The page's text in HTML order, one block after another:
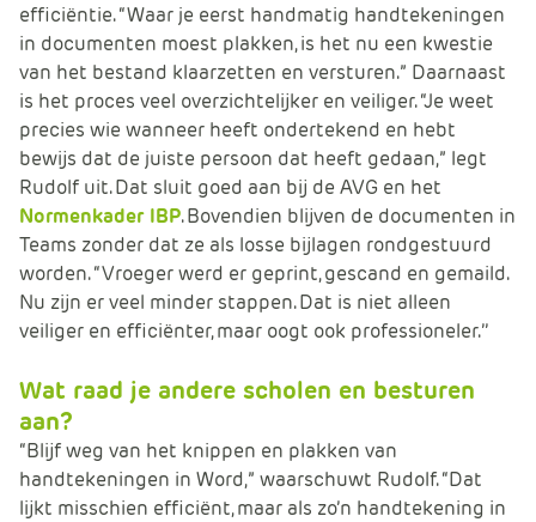
efficiëntie. “Waar je eerst handmatig handtekeningen
in documenten moest plakken, is het nu een kwestie
van het bestand klaarzetten en versturen.” Daarnaast
is het proces veel overzichtelijker en veiliger. “Je weet
precies wie wanneer heeft ondertekend en hebt
bewijs dat de juiste persoon dat heeft gedaan,” legt
Rudolf uit. Dat sluit goed aan bij de AVG en het
Normenkader IBP. Bovendien blijven de documenten in
Teams zonder dat ze als losse bijlagen rondgestuurd
worden. “Vroeger werd er geprint, gescand en gemaild.
Nu zijn er veel minder stappen. Dat is niet alleen
veiliger en efficiënter, maar oogt ook professioneler.’’
Wat raad je andere scholen en besturen
aan?
“Blijf weg van het knippen en plakken van
handtekeningen in Word,” waarschuwt Rudolf. “Dat
lijkt misschien efficiënt, maar als zo’n handtekening in